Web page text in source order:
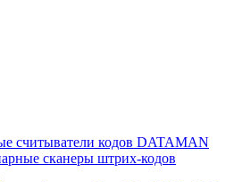
считыватели кодов DATAMAN
сканеры штрих-кодов